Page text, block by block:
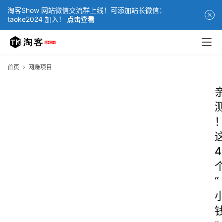
淘客Show 网站微信交流群上线！可添加站长微信：
taoke2024 加入！
点击查看
首页 网赚项目
4
“